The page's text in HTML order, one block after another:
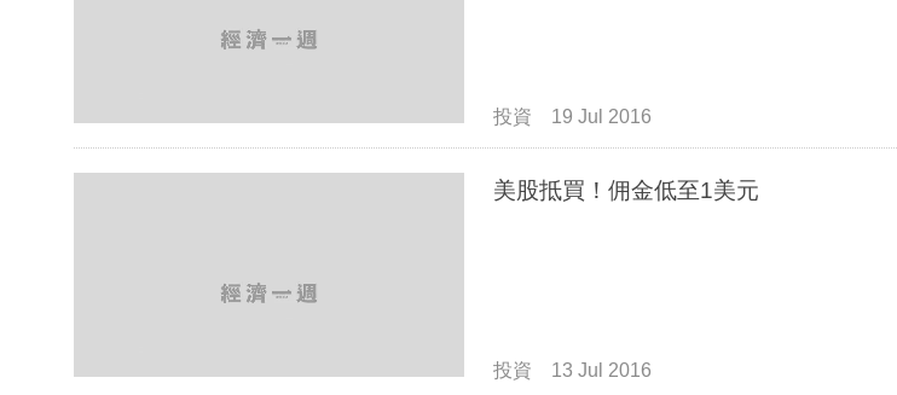
投資 19 Jul 2016
美股抵買！佣金低至1美元
投資 13 Jul 2016